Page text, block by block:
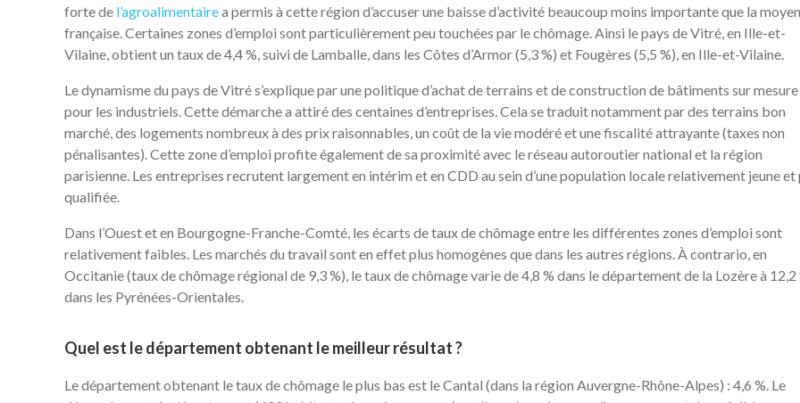
forte de l’agroalimentairea permis à cette région d’accuser une baisse d’activité beaucoup moins importante que la
française. Certaines zones d’emploi sont particulièrement peu touchées par le chômage. Ainsi le pays de Vitré, en Ille-et-
Vilaine, obtient un taux de 4,4 %, suivi de Lamballe, dans les Côtes d’Armor (5,3 %) et Fougères (5,5 %), en Ille-et-Vilaine.
Le dynamisme du pays de Vitré s’explique par une politique d’achat de terrains et de construction de bâtiments sur mesure
pour les industriels. Cette démarche a attiré des centaines d’entreprises. Cela se traduit notamment par des terrains bon
marché, des logements nombreux à des prix raisonnables, un coût de la vie modéré et une fiscalité attrayante (taxes non
pénalisantes). Cette zone d’emploi profite également de sa proximité avec le réseau autoroutier national et la région
parisienne. Les entreprises recrutent largement en intérim et en CDD au sein d’une population locale relativement jeune et
qualifiée.
Dans l’Ouest et en Bourgogne-Franche-Comté, les écarts de taux de chômage entre les différentes zones d’emploi sont
relativement faibles. Les marchés du travail sont en effet plus homogènes que dans les autres régions. À contrario, en
Occitanie (taux de chômage régional de 9,3 %), le taux de chômage varie de 4,8 % dans le département de la Lozère à 12,2
dans les Pyrénées-Orientales.
Quel est le département obtenant le meilleur résultat ?
Le département obtenant le taux de chômage le plus bas est le Cantal (dans la région Auvergne-Rhône-Alpes) : 4,6 %. Le